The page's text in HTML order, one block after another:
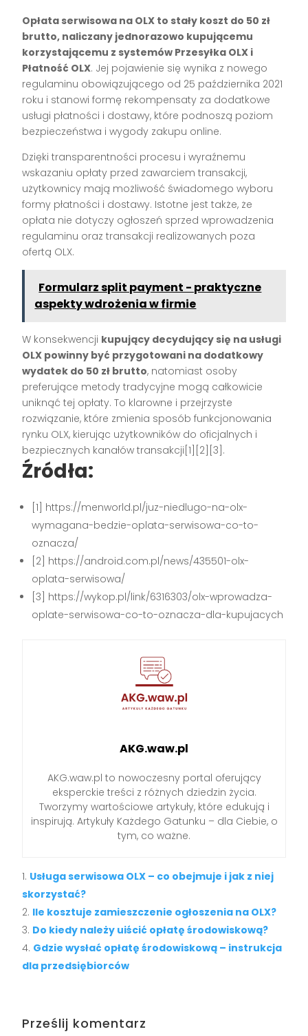
Opłata serwisowa na OLX to stały koszt do 50 zł
brutto, naliczany jednorazowo kupującemu
korzystającemu z systemów Przesyłka OLX i
Płatność OLX. Jej pojawienie się wynika z nowego
regulaminu obowiązującego od 25 października 2021
roku i stanowi formę rekompensaty za dodatkowe
usługi płatności i dostawy, które podnoszą poziom
bezpieczeństwa i wygody zakupu online.
Dzięki transparentności procesu i wyraźnemu
wskazaniu opłaty przed zawarciem transakcji,
użytkownicy mają możliwość świadomego wyboru
formy płatności i dostawy. Istotne jest także, że
opłata nie dotyczy ogłoszeń sprzed wprowadzenia
regulaminu oraz transakcji realizowanych poza
ofertą OLX.
Formularz split payment - praktyczne
aspekty wdrożenia w firmie
W konsekwencji kupujący decydujący się na usługi
OLX powinny być przygotowani na dodatkowy
wydatek do 50 zł brutto, natomiast osoby
preferujące metody tradycyjne mogą całkowicie
uniknąć tej opłaty. To klarowne i przejrzyste
rozwiązanie, które zmienia sposób funkcjonowania
rynku OLX, kierując użytkowników do oficjalnych i
bezpiecznych kanałów transakcji[1][2][3].
Źródła:
[1] https://menworld.pl/juz-niedlugo-na-olx-
wymagana-bedzie-oplata-serwisowa-co-to-
oznacza/
[2] https://android.com.pl/news/435501-olx-
oplata-serwisowa/
[3] https://wykop.pl/link/6316303/olx-wprowadza-
oplate-serwisowa-co-to-oznacza-dla-kupujacych
AKG.waw.pl
AKG.waw.pl to nowoczesny portal oferujący
eksperckie treści z różnych dziedzin życia.
Tworzymy wartościowe artykuły, które edukują i
inspirują. Artykuły Każdego Gatunku – dla Ciebie, o
tym, co ważne.
Usługa serwisowa OLX – co obejmuje i jak z niej
skorzystać?
Ile kosztuje zamieszczenie ogłoszenia na OLX?
Do kiedy należy uiścić opłatę środowiskową?
Gdzie wysłać opłatę środowiskową – instrukcja
dla przedsiębiorców
Prześlij komentarz